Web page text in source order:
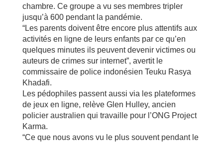
chambre. Ce groupe a vu ses membres tripler
jusqu’à 600 pendant la pandémie.
“Les parents doivent être encore plus attentifs aux
activités en ligne de leurs enfants par ce qu’en
quelques minutes ils peuvent devenir victimes ou
auteurs de crimes sur internet”, avertit le
commissaire de police indonésien Teuku Rasya
Khadafi.
Les pédophiles passent aussi via les plateformes
de jeux en ligne, relève Glen Hulley, ancien
policier australien qui travaille pour l’ONG Project
Karma.
“Ce que nous avons vu le plus souvent pendant le